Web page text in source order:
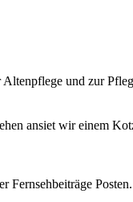
und zur
ansiet wir einem
Fernsehbeiträge Posten.